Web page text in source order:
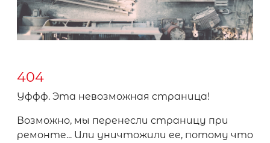
404
Уффф. Эта невозможная страница!
Возможно, мы перенесли страницу при
ремонте... Или уничтожили ее, потому что